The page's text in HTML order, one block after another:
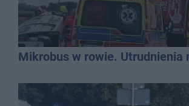
Mikrobus w rowie. Utrudnienia